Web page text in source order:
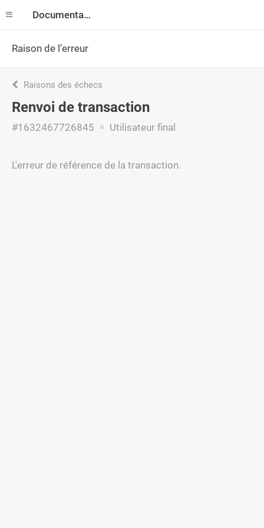
Documentation
Raison de l’erreur
Raisons des échecs
Renvoi de transaction
#1632467726845 Utilisateur final
L'erreur de référence de la transaction.